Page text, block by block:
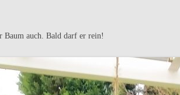
Baum auch. Bald darf er rein!